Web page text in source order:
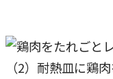
（2）耐熱皿に鶏